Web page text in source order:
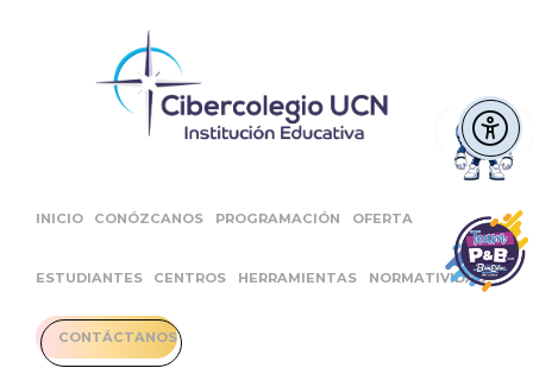
INICIO CONÓZCANOS PROGRAMACIÓN OFERTA
ESTUDIANTES CENTROS HERRAMIENTAS NORMATIVIDAD
CONTÁCTANOS